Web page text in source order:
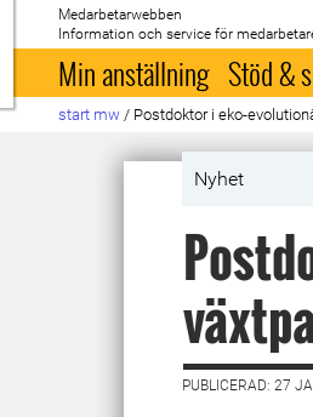
Till startsida
Medarbetarwebben
Information och service för
Min anställning Stöd &
start mw / Postdoktor i eko-
Nyhet
PUBLICERAD: 27